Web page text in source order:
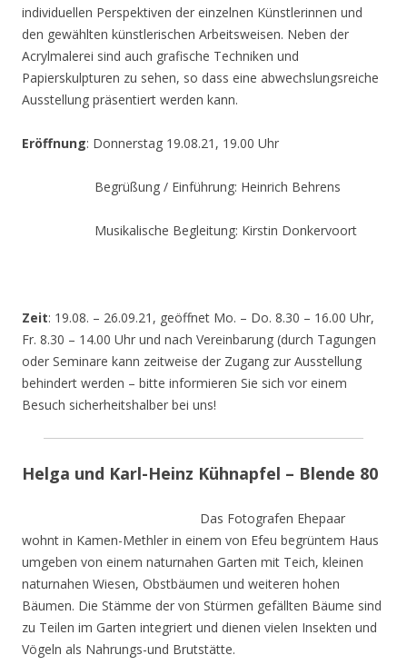
individuellen Perspektiven der einzelnen Künstlerinnen und
den gewählten künstlerischen Arbeitsweisen. Neben der
Acrylmalerei sind auch grafische Techniken und
Papierskulpturen zu sehen, so dass eine abwechslungsreiche
Ausstellung präsentiert werden kann.
Eröffnung: Donnerstag 19.08.21, 19.00 Uhr
Begrüßung / Einführung: Heinrich Behrens
Musikalische Begleitung: Kirstin Donkervoort
Zeit: 19.08. – 26.09.21, geöffnet Mo. – Do. 8.30 – 16.00 Uhr,
Fr. 8.30 – 14.00 Uhr und nach Vereinbarung (durch Tagungen
oder Seminare kann zeitweise der Zugang zur Ausstellung
behindert werden – bitte informieren Sie sich vor einem
Besuch sicherheitshalber bei uns!
Helga und Karl-Heinz Kühnapfel – Blende 80
Das Fotografen Ehepaar
wohnt in Kamen-Methler in einem von Efeu begrüntem Haus
umgeben von einem naturnahen Garten mit Teich, kleinen
naturnahen Wiesen, Obstbäumen und weiteren hohen
Bäumen. Die Stämme der von Stürmen gefällten Bäume sind
zu Teilen im Garten integriert und dienen vielen Insekten und
Vögeln als Nahrungs-und Brutstätte.